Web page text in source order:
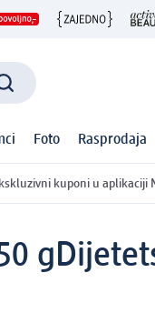
Foto Rasprodaja
kuponi u aplikaciji
g